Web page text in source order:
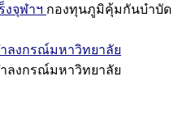
งจุฬาฯ กองทุนภูมิคุ้มกันบำบัด
ลงกรณ์มหาวิทยาลัย
ลงกรณ์มหาวิทยาลัย